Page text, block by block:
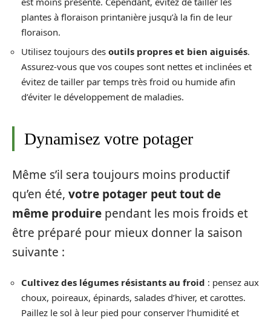
plantes à floraison printanière jusqu’à la fin de leur
floraison.
Utilisez toujours des outils propres et bien aiguisés.
Assurez-vous que vos coupes sont nettes et inclinées et
évitez de tailler par temps très froid ou humide afin
d’éviter le développement de maladies.
Dynamisez votre potager
Même s’il sera toujours moins productif
qu’en été, votre potager peut tout de
même produire pendant les mois froids et
être préparé pour mieux donner la saison
suivante :
Cultivez des légumes résistants au froid : pensez aux
choux, poireaux, épinards, salades d’hiver, et carottes.
Paillez le sol à leur pied pour conserver l’humidité et